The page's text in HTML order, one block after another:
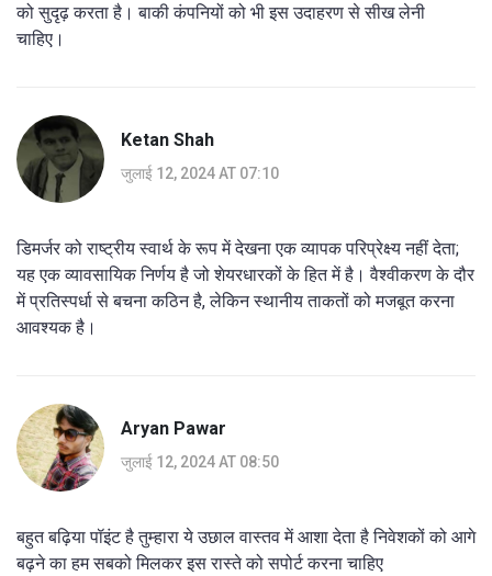
को सुदृढ़ करता है। बाकी कंपनियों को भी इस उदाहरण से सीख लेनी
चाहिए।
Ketan Shah
जुलाई 12, 2024 AT 07:10
डिमर्जर को राष्ट्रीय स्वार्थ के रूप में देखना एक व्यापक परिप्रेक्ष्य नहीं देता;
यह एक व्यावसायिक निर्णय है जो शेयरधारकों के हित में है। वैश्वीकरण के दौर
में प्रतिस्पर्धा से बचना कठिन है, लेकिन स्थानीय ताकतों को मजबूत करना
आवश्यक है।
Aryan Pawar
जुलाई 12, 2024 AT 08:50
बहुत बढ़िया पॉइंट है तुम्हारा ये उछाल वास्तव में आशा देता है निवेशकों को आगे
बढ़ने का हम सबको मिलकर इस रास्ते को सपोर्ट करना चाहिए